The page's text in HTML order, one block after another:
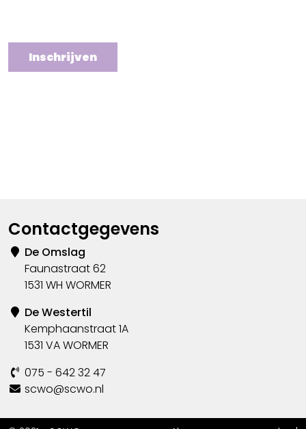
Inschrijven
Contactgegevens
De Omslag
Faunastraat 62
1531 WH WORMER
De Westertil
Kemphaanstraat 1A
1531 VA WORMER
075 - 642 32 47
scwo@scwo.nl